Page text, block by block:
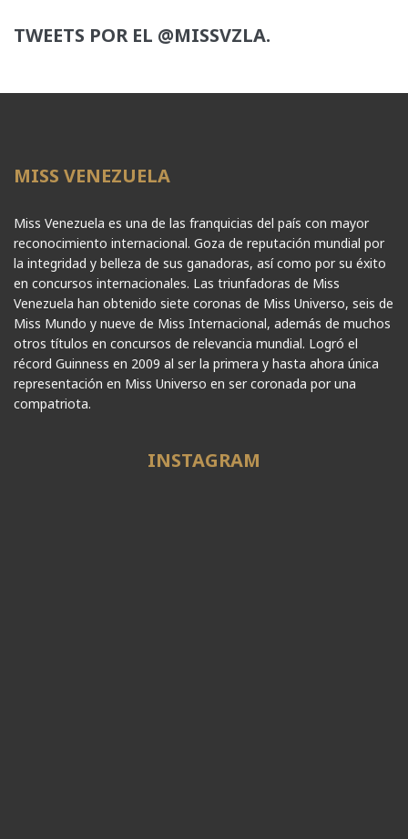
TWEETS POR EL @MISSVZLA.
MISS VENEZUELA
Miss Venezuela es una de las franquicias del país con mayor
reconocimiento internacional. Goza de reputación mundial por
la integridad y belleza de sus ganadoras, así como por su éxito
en concursos internacionales. Las triunfadoras de Miss
Venezuela han obtenido siete coronas de Miss Universo, seis de
Miss Mundo y nueve de Miss Internacional, además de muchos
otros títulos en concursos de relevancia mundial. Logró el
récord Guinness en 2009 al ser la primera y hasta ahora única
representación en Miss Universo en ser coronada por una
compatriota.
INSTAGRAM